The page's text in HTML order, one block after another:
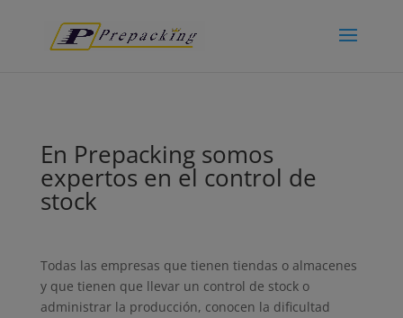
En Prepacking somos
expertos en el control de
stock
Todas las empresas que tienen tiendas o almacenes
y que tienen que llevar un control de stock o
administrar la producción, conocen la dificultad